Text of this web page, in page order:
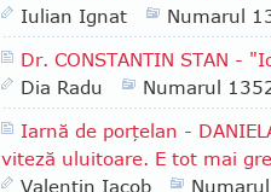
Iulian Ignat
Numarul
Dr. CONSTANTIN STAN -
Dia Radu
Numarul
Iarnă de porţelan -
viteză uluitoare. E tot mai
Valentin Iacob